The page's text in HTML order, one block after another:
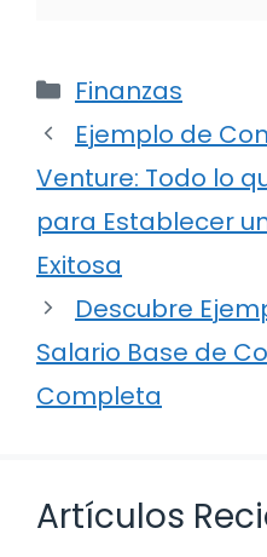
Categorías
Finanzas
Ejemplo de
Venture: Todo lo
para Establecer
Exitosa
Descubre
Salario Base de
Completa
Artículos